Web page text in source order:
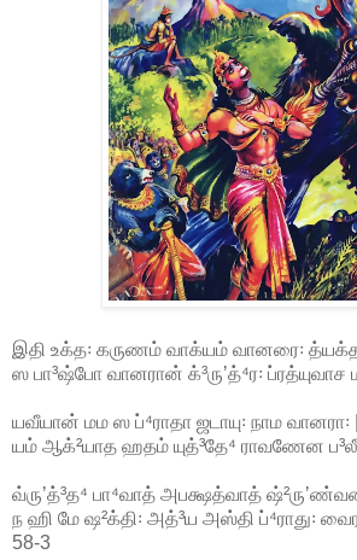
இதி உக்த꞉ கருணம் வாக்யம் வானரை꞉ த்யக்த
ஸ பா³ஷ்போ வானரான் க்³ருʼத்⁴ர꞉
யவீயான் மம ஸ ப்⁴ராதா ஜடாயு꞉ நாம வானரா꞉ |
யம் ஆக்²யாத ஹதம் யுத்³தே⁴ ராவணேன
வ்ருʼத்³த⁴ பா⁴வாத் அபக்ஷத்வாத்
ந ஹி மே ஷ²க்தி꞉ அத்³ய அஸ்தி ப்⁴ராது꞉
58-3